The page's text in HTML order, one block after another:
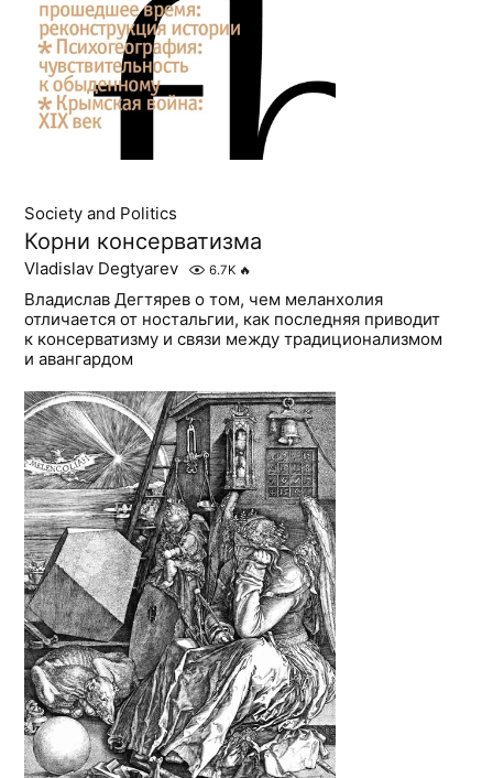
Society and Politics
Корни консерватизма
Vladislav Degtyarev 6.7K 🔥
Владислав Дегтярев о том, чем меланхолия
отличается от ностальгии, как последняя приводит
к консерватизму и связи между традиционализмом
и авангардом